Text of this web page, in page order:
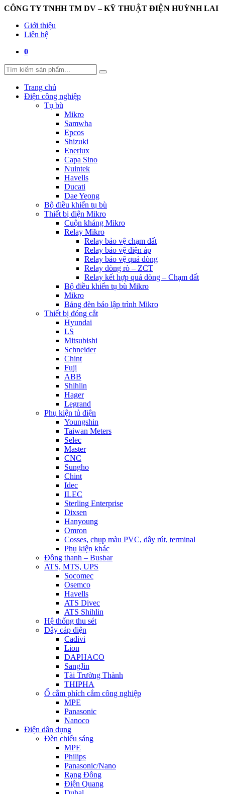
CÔNG TY TNHH TM DV – KỸ THUẬT ĐIỆN HUỲNH LAI
Giới thiệu
Liên hệ
0
Trang chủ
Điện công nghiệp
Tụ bù
Mikro
Samwha
Epcos
Shizuki
Enerlux
Capa Sino
Nuintek
Havells
Ducati
Dae Yeong
Bộ điều khiển tụ bù
Thiết bị điện Mikro
Cuộn kháng Mikro
Relay Mikro
Relay bảo vệ chạm đất
Relay bảo vệ điện áp
Relay bảo vệ quá dòng
Relay dòng rò – ZCT
Relay kết hợp quá dòng – Chạm đất
Bộ điều khiển tụ bù Mikro
Mikro
Bảng đèn báo lập trình Mikro
Thiết bị đóng cắt
Hyundai
LS
Mitsubishi
Schneider
Chint
Fuji
ABB
Shihlin
Hager
Legrand
Phụ kiện tủ điện
Youngshin
Taiwan Meters
Selec
Master
CNC
Sungho
Chint
Idec
ILEC
Sterling Enterprise
Dixsen
Hanyoung
Omron
Cosses, chụp màu PVC, dây rút, terminal
Phụ kiện khác
Đồng thanh – Busbar
ATS, MTS, UPS
Socomec
Osemco
Havells
ATS Divec
ATS Shihlin
Hệ thống thu sét
Dây cáp điện
Cadivi
Lion
DAPHACO
SangJin
Tài Trường Thành
THIPHA
Ổ cắm phích cắm công nghiệp
MPE
Panasonic
Nanoco
Điện dân dụng
Đèn chiếu sáng
MPE
Philips
Panasonic/Nano
Rạng Đông
Điện Quang